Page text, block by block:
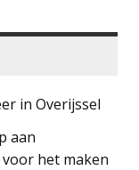
in Overijssel
aan
het maken